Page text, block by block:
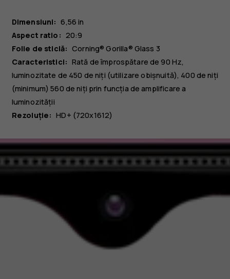
Dimensiuni: 6,56 in
Aspect ratio: 20:9
Folie de sticlă: Corning® Gorilla® Glass 3
Caracteristici: Rată de împrospătare de 90 Hz,
luminozitate de 450 de niți (utilizare obișnuită), 400 de niți
(minimum) 560 de niți prin funcția de amplificare a
luminozității
Rezoluție: HD+ (720x1612)